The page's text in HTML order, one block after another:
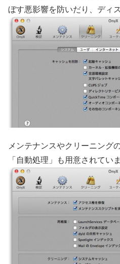
ぼす悪影響を防いだり、ディ
メンテナンスやクリーニング
「自動処理」も用意されていま